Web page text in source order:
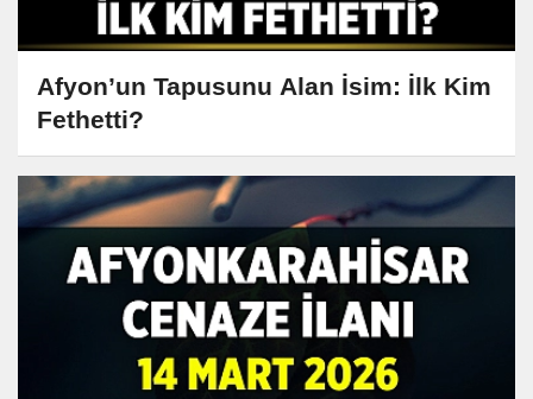
Afyon’un Tapusunu Alan İsim: İlk Kim
Fethetti?